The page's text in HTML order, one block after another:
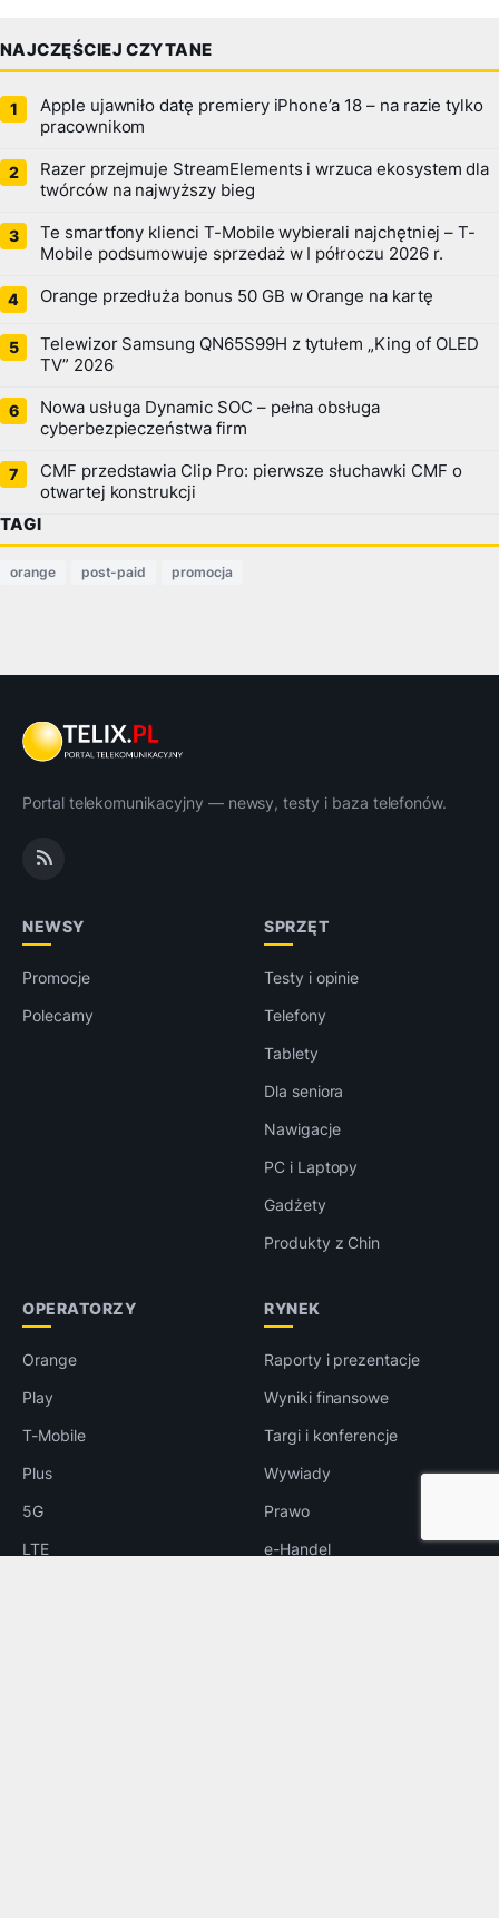
NAJCZĘŚCIEJ CZYTANE
Apple ujawniło datę premiery iPhone’a 18 – na razie tylko
pracownikom
Razer przejmuje StreamElements i wrzuca ekosystem dla
twórców na najwyższy bieg
Te smartfony klienci T-Mobile wybierali najchętniej – T-
Mobile podsumowuje sprzedaż w I półroczu 2026 r.
Orange przedłuża bonus 50 GB w Orange na kartę
Telewizor Samsung QN65S99H z tytułem „King of OLED
TV” 2026
Nowa usługa Dynamic SOC – pełna obsługa
cyberbezpieczeństwa firm
CMF przedstawia Clip Pro: pierwsze słuchawki CMF o
otwartej konstrukcji
TAGI
orange post-paid promocja
Portal telekomunikacyjny — newsy, testy i baza telefonów.
NEWSY
Promocje
Polecamy
SPRZĘT
Testy i opinie
Telefony
Tablety
Dla seniora
Nawigacje
PC i Laptopy
Gadżety
Produkty z Chin
OPERATORZY
Orange
Play
T-Mobile
Plus
5G
LTE
RYNEK
Raporty i prezentacje
Wyniki finansowe
Targi i konferencje
Wywiady
Prawo
e-Handel